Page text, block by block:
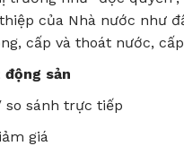
của Nhà nước như
cấp và thoát nước,
sản
so sánh trực tiếp
giá